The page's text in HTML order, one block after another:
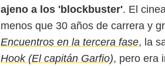
ajeno a los 'blockbuster'. El
menos que 30 años de carrera y
Encuentros en la tercera fase, la
Hook (El capitán Garfio), pero era